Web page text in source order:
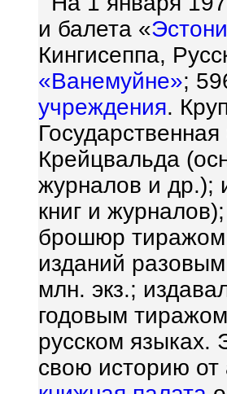
и балета «
Кингисеппа,
«Ванемуйне»;
учреждения.
Крейцвальда
журналов и др.);
книг и
брошюр тиражом
изданий
млн. экз.;
годовым
русском языках.
свою историю от